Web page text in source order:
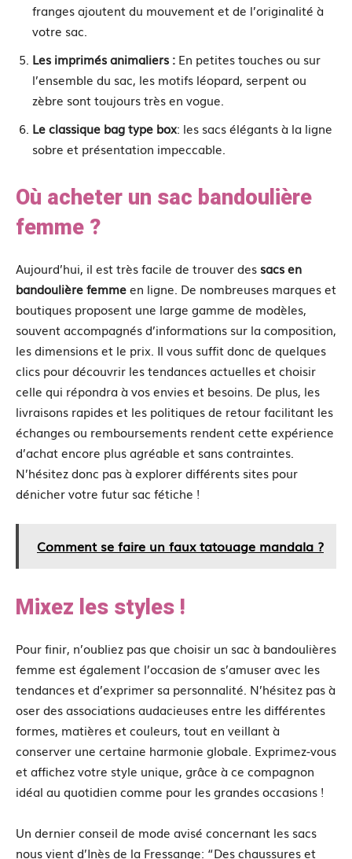
franges ajoutent du mouvement et de l’originalité à
votre sac.
Les imprimés animaliers : En petites touches ou sur
l’ensemble du sac, les motifs léopard, serpent ou
zèbre sont toujours très en vogue.
Le classique bag type box: les sacs élégants à la ligne
sobre et présentation impeccable.
Où acheter un sac bandoulière
femme ?
Aujourd’hui, il est très facile de trouver des sacs en
bandoulière femmeen ligne. De nombreuses marques et
boutiques proposent une large gamme de modèles,
souvent accompagnés d’informations sur la composition,
les dimensions et le prix. Il vous suffit donc de quelques
clics pour découvrir les tendances actuelles et choisir
celle qui répondra à vos envies et besoins. De plus, les
livraisons rapides et les politiques de retour facilitant les
échanges ou remboursements rendent cette expérience
d’achat encore plus agréable et sans contraintes.
N’hésitez donc pas à explorer différents sites pour
dénicher votre futur sac fétiche !
Comment se faire un faux tatouage mandala ?
Mixez les styles !
Pour finir, n’oubliez pas que choisir un sac à bandoulières
femme est également l’occasion de s’amuser avec les
tendances et d’exprimer sa personnalité. N’hésitez pas à
oser des associations audacieuses entre les différentes
formes, matières et couleurs, tout en veillant à
conserver une certaine harmonie globale. Exprimez-vous
et affichez votre style unique, grâce à ce compagnon
idéal au quotidien comme pour les grandes occasions !
Un dernier conseil de mode avisé concernant les sacs
nous vient d’Inès de la Fressange: “Des chaussures et